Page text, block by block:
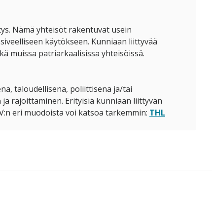
Nämä yhteisöt rakentuvat usein
käytökseen. Kunniaan liittyvää
muissa patriarkaalisissa yhteisöissä.
taloudellisena, poliittisena ja/tai
rajoittaminen. Erityisiä kunniaan liittyvän
eri muodoista voi katsoa tarkemmin: THL